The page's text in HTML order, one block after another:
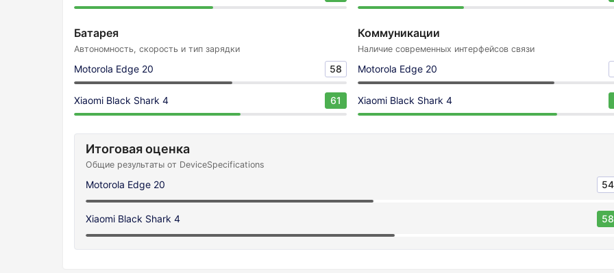
Батарея
Автономность, скорость и тип зарядки
Motorola Edge 20 58
Xiaomi Black Shark 4 61
Коммуникации
Наличие современных интерфейсов связи
Motorola Edge 20
Xiaomi Black Shark 4
Итоговая оценка
Общие результаты от DeviceSpecifications
Motorola Edge 20 54
Xiaomi Black Shark 4 58